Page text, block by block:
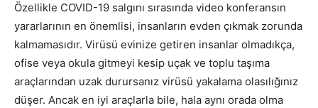
Özellikle COVID-19 salgını sırasında video konferansın
yararlarının en önemlisi, insanların evden çıkmak zorunda
kalmamasıdır. Virüsü evinize getiren insanlar olmadıkça,
ofise veya okula gitmeyi kesip uçak ve toplu taşıma
araçlarından uzak durursanız virüsü yakalama olasılığınız
düşer. Ancak en iyi araçlarla bile, hala aynı orada olma